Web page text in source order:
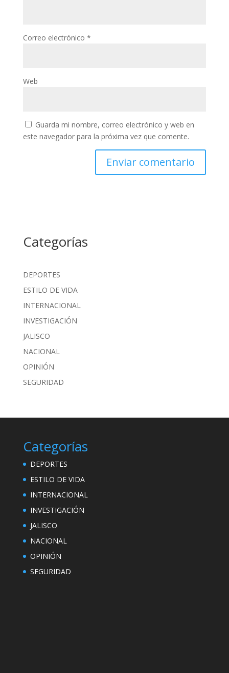
Correo electrónico *
Web
Guarda mi nombre, correo electrónico y web en
este navegador para la próxima vez que comente.
Categorías
DEPORTES
ESTILO DE VIDA
INTERNACIONAL
INVESTIGACIÓN
JALISCO
NACIONAL
OPINIÓN
SEGURIDAD
Categorías
DEPORTES
ESTILO DE VIDA
INTERNACIONAL
INVESTIGACIÓN
JALISCO
NACIONAL
OPINIÓN
SEGURIDAD